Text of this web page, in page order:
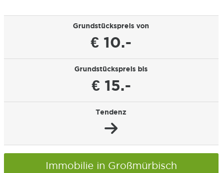
Grundstückspreis von
€ 10.-
Grundstückspreis bis
€ 15.-
Tendenz
Immobilie in Großmürbisch